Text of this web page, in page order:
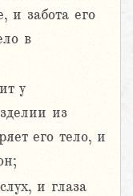
и забота его
в
у
из
его тело, и
и глаза